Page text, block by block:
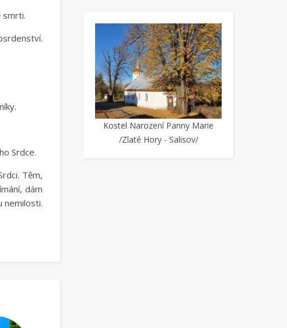
smrti.
Srdce.
Těm,
dám
nemilosti.
Kostel Narození Panny Marie
/Zlaté Hory - Salisov/